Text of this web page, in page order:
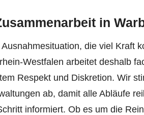
in
die viel Kraft
Westfalen arbeitet deshalb
Respekt und Diskretion. Wir
ab, damit alle Abläufe
informiert. Ob es um die